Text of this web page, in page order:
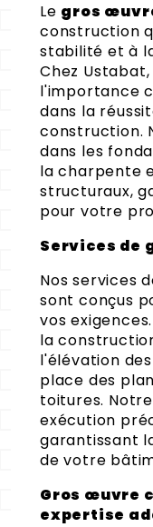
Le gros
construction
stabilité et à
Chez
l'importance
dans la
construction.
dans les
la charpente
structuraux,
pour votre
Services de
Nos services
sont conçus
vos
la
l'élévation
place des
toitures.
exécution
garantissant
de votre
Gros œuvre
expertise